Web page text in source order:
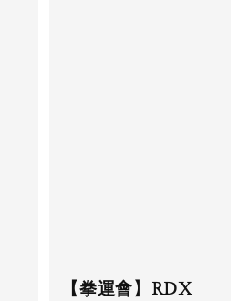
【拳運會】RDX